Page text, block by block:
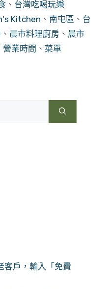
、 台灣吃喝玩樂
Kitchen 、 南屯區 、 台
、 晨市料理廚房 、 晨市
營業時間 、 菜單
客戶，輸入「免費